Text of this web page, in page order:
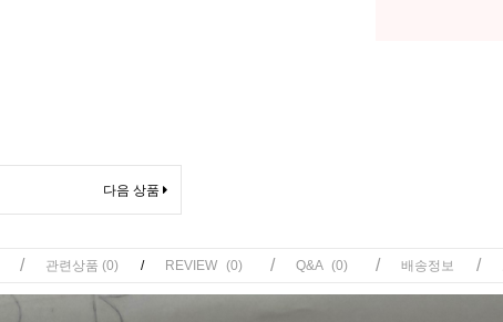
다음 상품
/ 관련상품 (0) / REVIEW (0) / Q&A (0) / 배송정보 /